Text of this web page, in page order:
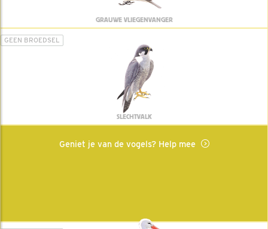
GRAUWE VLIEGENVANGER
GEEN BROEDSEL
SLECHTVALK
Geniet je van de vogels? Help mee